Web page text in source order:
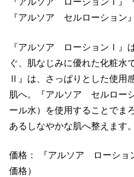
『アルソア セルローション』
『アルソア ローションⅠ』
ぐ、肌なじみに優れた化粧
Ⅱ』は、さっぱりとした使用
肌へ。『アルソア セルロー
ール水）を使用することでま
あるしなやかな肌へ整えます。
価格： 『アルソア ローショ
価格）